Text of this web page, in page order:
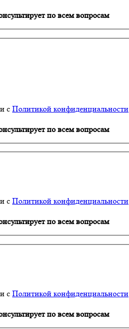
по всем вопросам
с Политикой конфиденциальности
по всем вопросам
с Политикой конфиденциальности
по всем вопросам
с Политикой конфиденциальности
по всем вопросам